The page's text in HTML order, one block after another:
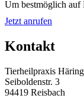
Um bestmöglich auf
Jetzt anrufen
Kontakt
Tierheilpraxis
Seiboldenstr. 3
94419 Reisbach